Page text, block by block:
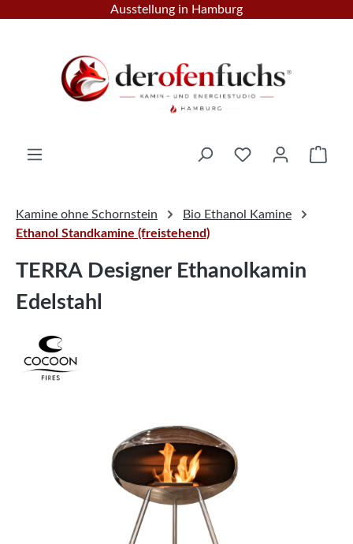
Zum Hauptinhalt springen
Ausstellung in Hamburg
Kamine ohne Schornstein
Bio Ethanol Kamine
Ethanol Standkamine (freistehend)
TERRA Designer Ethanolkamin
Edelstahl
Bildergalerie überspringen